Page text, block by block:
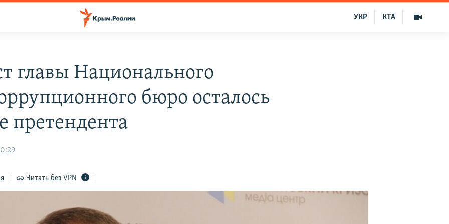
КТА
УКР
главы Национального
бюро осталось
претендента
Читать без VPN